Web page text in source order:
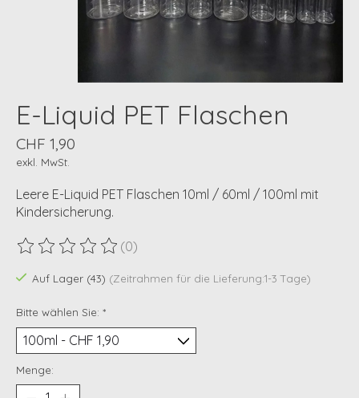
E-Liquid PET Flaschen
CHF 1,90
exkl. MwSt.
Leere E-Liquid PET Flaschen 10ml / 60ml / 100ml mit
Kindersicherung.
Die Bewertung dieses Produkts ist
(0)
Auf Lager (43) (Zeitrahmen für die Lieferung:1-3 Tage)
Bitte wählen Sie: *
Menge: